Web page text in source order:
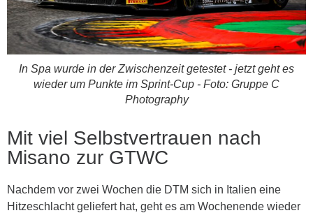
In Spa wurde in der Zwischenzeit getestet - jetzt geht es
wieder um Punkte im Sprint-Cup - Foto: Gruppe C
Photography
Mit viel Selbstvertrauen nach
Misano zur GTWC
Nachdem vor zwei Wochen die DTM sich in Italien eine
Hitzeschlacht geliefert hat, geht es am Wochenende wieder